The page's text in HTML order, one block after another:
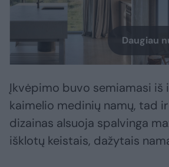
Daugiau
Įkvėpimo buvo semiamasi iš
kaimelio medinių namų, tad
dizainas alsuoja spalvinga
išklotų keistais, dažytais